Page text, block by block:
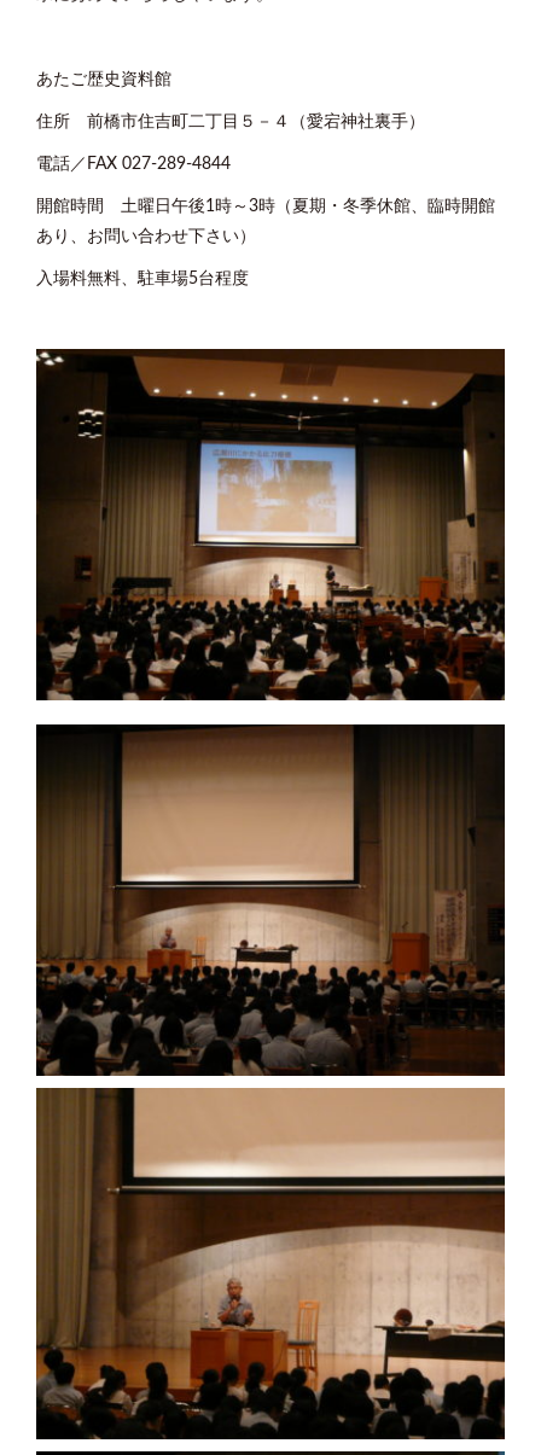
あたご歴史資料館
住所 前橋市住吉町二丁目５－４（愛宕神社裏手）
電話／ FAX 027-289-4844
開館時間 土曜日午後1時～ 3時（夏期・冬季休館、臨時開館
あり、お問い合わせ下さい）
入場料無料、駐車場5台程度